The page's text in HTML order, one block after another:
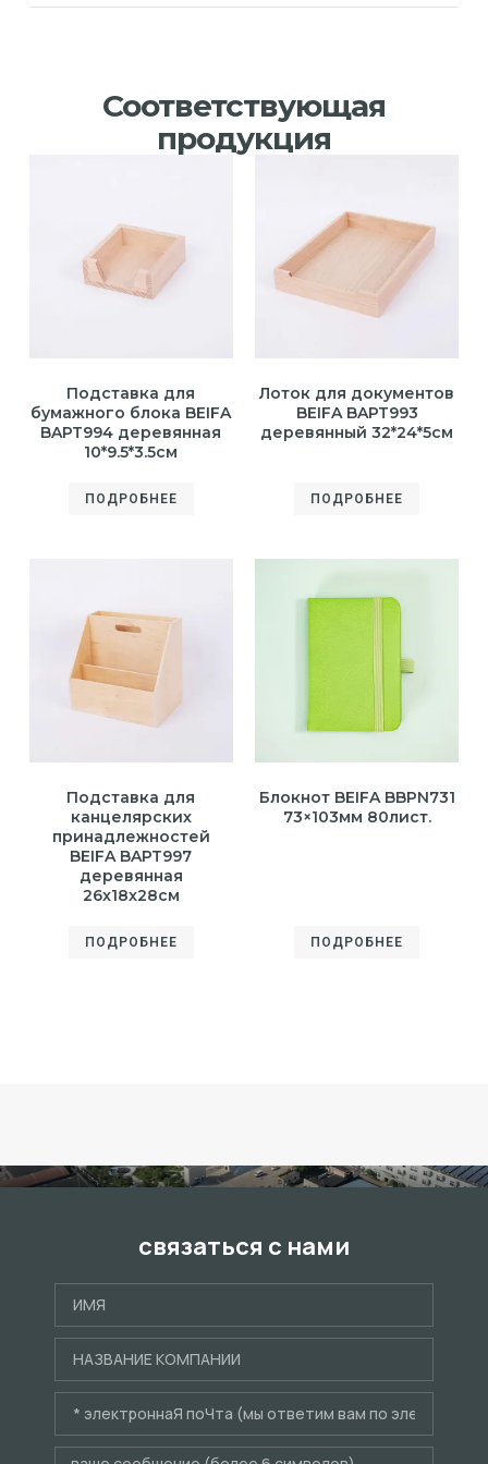
Соответствующая
продукция
Подставка для
бумажного блока BEIFA
BAPT994 деревянная
10*9.5*3.5см
ПОДРОБНЕЕ
Лоток для документов
BEIFA BAPT993
деревянный 32*24*5см
ПОДРОБНЕЕ
Подставка для
канцелярских
принадлежностей
BEIFA BAPT997
деревянная
26x18x28см
ПОДРОБНЕЕ
Блокнот BEIFA BBPN731
73×103мм 80лист.
ПОДРОБНЕЕ
связаться с нами